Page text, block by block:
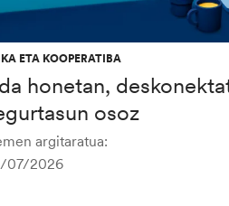
ETA KOOPERATIBA
honetan,
osoz
argitaratua:
07/2026